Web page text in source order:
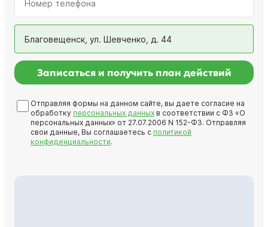
Благовещенск, ул. Шевченко, д. 44
Записаться и получить план действий
Отправляя формы на данном сайте, вы даете согласие на
обработку персональных данных в соответствии с ФЗ «О
персональных данных» от 27.07.2006 N 152-ФЗ. Отправляя
свои данные, Вы соглашаетесь с политикой
конфиденциальности.